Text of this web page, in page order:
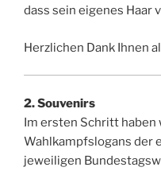
dass sein eigenes Haar
Herzlichen Dank Ihnen
2. Souvenirs
Im ersten Schritt haben
Wahlkampfslogans der
jeweiligen